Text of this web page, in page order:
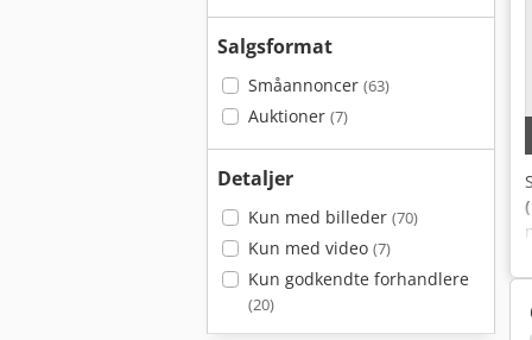
Salgsformat
Småannoncer (63)
Auktioner (7)
Detaljer
Kun med billeder (70)
Kun med video (7)
Kun godkendte forhandlere
(20)